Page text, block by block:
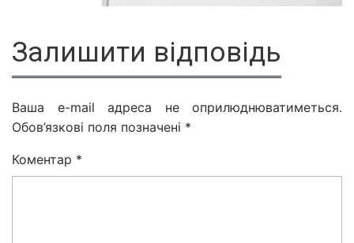
Залишити відповідь
Ваша e-mail адреса не оприлюднюватиметься.
Обов’язкові поля позначені *
Коментар *